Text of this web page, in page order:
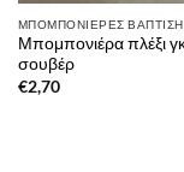
ΜΠΟΜΠΟΝΙΈΡΕΣ
Μπομπονιέρα πλέξι
σουβέρ
€2,70